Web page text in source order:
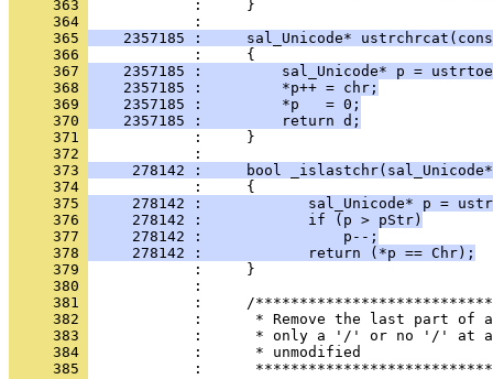
     363
            :     }
     364
     365
2357185 :     sal_Unicode*
     366
     367
2357185 :         sal_Unicode* p =
     368
    2357185 :         *p++ = chr;
     369
    2357185 :         *p   = 0;
     370
    2357185 :         return d;
     371
            :     }
     372
     373
278142 :     bool
     374
     375
278142 :            sal_Unicode* p =
     376
     278142 :            if (p > pStr)
     377
     278142 :                p--;
     378
     278142 :            return (*p == Chr);
     379
     380
     381
     382
     383
     384
     385
: